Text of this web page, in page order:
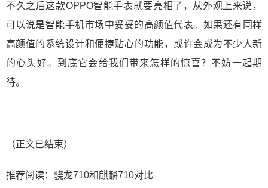
不久之后这款OPPO智能手表就要亮相了，从外观上来说，
可以说是智能手机市场中妥妥的高颜值代表。如果还有同样
高颜值的系统设计和便捷贴心的功能，或许会成为不少人新
的心头好。到底它会给我们带来怎样的惊喜？不妨一起期
待。
（正文已结束）
推荐阅读： 骁龙710和麒麟710对比